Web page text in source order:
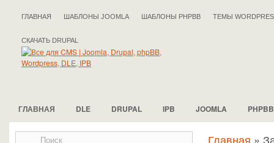
ГЛАВНАЯ ШАБЛОНЫ JOOMLA ШАБЛОНЫ PHPBB ТЕМЫ
СКАЧАТЬ DRUPAL
ГЛАВНАЯ DLE DRUPAL IPB JOOMLA PHPBB
Главная »